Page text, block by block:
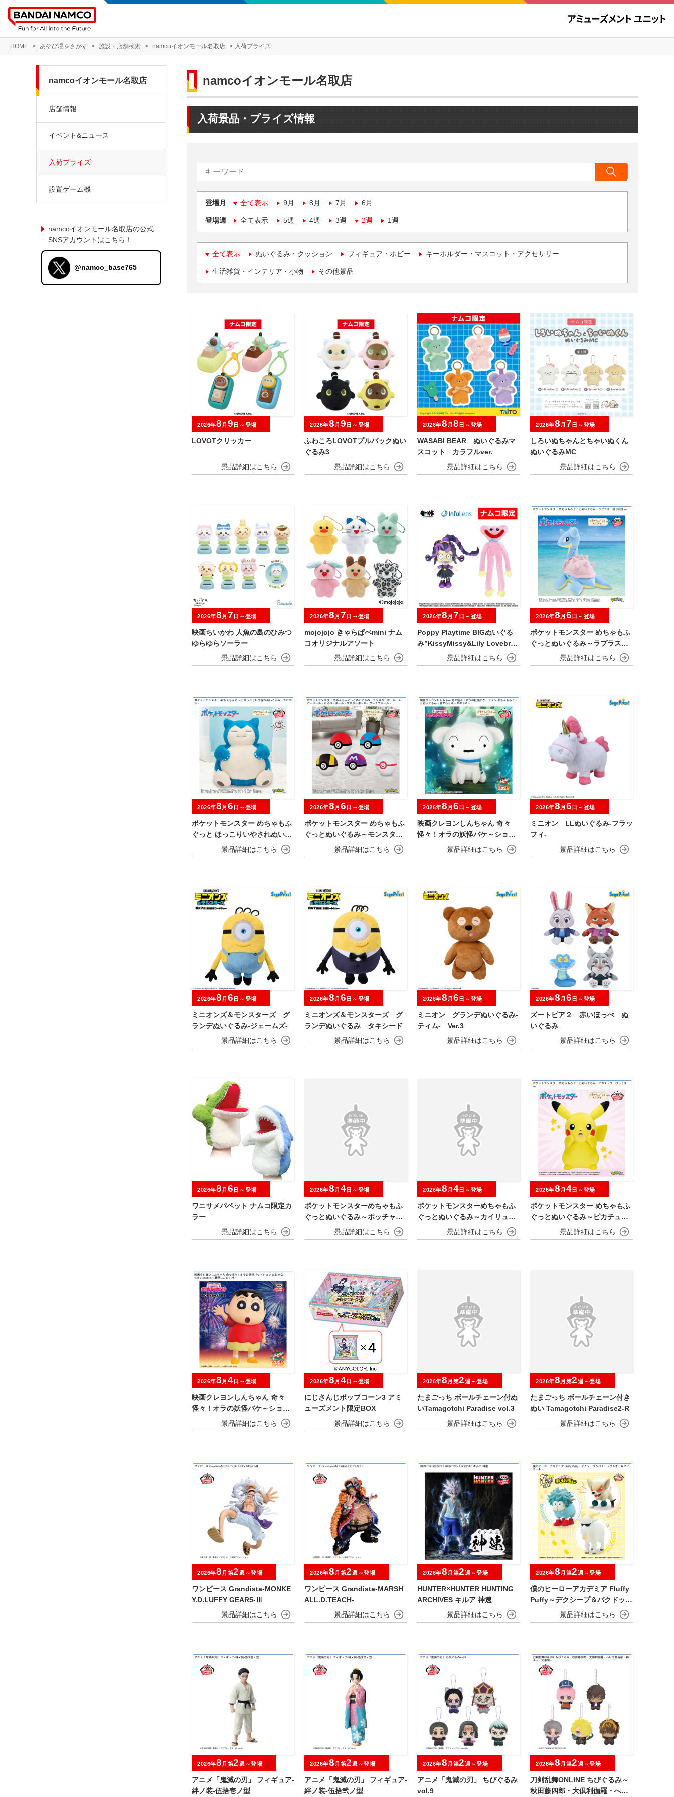
HOME あそび場をさがす 施設・店舗検索 namcoイオンモール名取店 入荷プライズ
namcoイオンモール名取店
入荷景品・プライズ情報
登場月 全て表示 9月 8月 7月 6月
登場週 全て表示 5週 4週 3週 2週 1週
全て表示 ぬいぐるみ・クッション フィギュア・ホビー キーホルダー・マスコット・アクセサリー
生活雑貨・インテリア・小物 その他景品
LOVOTクリッカー
2026年8 月 9 日～登場
ふわころLOVOTプルバックぬい
ぐるみ3
2026年8 月 9 日～登場
WASABI BEAR ぬいぐるみマ
スコット カラフルver.
2026年8 月 8 日～登場
しろいぬちゃんとちゃいぬくん
ぬいぐるみMC
2026年8 月 7 日～登場
映画ちいかわ 人魚の島のひみつ
ゆらゆらソーラー
2026年8 月 7 日～登場
mojojojo きゃらぱぺmini ナム
コオリジナルアソート
2026年8 月 7 日～登場
Poppy Playtime BIGぬいぐる
み”KissyMissy&Lily Lovebrai
2026年8 月 7 日～登場
ポケットモンスター めちゃもふ
ぐっとぬいぐるみ～ラプラス～
振り向きver.
2026年8 月 6 日～登場
ポケットモンスター めちゃもふ
ぐっと ほっこりいやされぬいぐ
るみ～カビゴン～
2026年8 月 6 日～登場
ポケットモンスター めちゃもふ
ぐっとぬいぐるみ～モンスター
ボール・スーパーボール・ハイ
パーボール・マスターボール・
2026年8 月 6 日～登場
映画クレヨンしんちゃん 奇々
怪々！オラの妖怪バケ～ション
めちゃもふぐっとぬいぐるみ～
おすわりポーズのシロ～
2026年8 月 6 日～登場
ミニオン LLぬいぐるみ‐フラッ
フィ‐
2026年8 月 6 日～登場
ミニオンズ＆モンスターズ グ
ランデぬいぐるみ‐ジェームズ‐
2026年8 月 6 日～登場
ミニオンズ＆モンスターズ グ
ランデぬいぐるみ タキシード
2026年8 月 6 日～登場
ミニオン グランデぬいぐるみ‐
ティム‐ Ver.3
2026年8 月 6 日～登場
ズートピア２ 赤いほっぺ ぬ
いぐるみ
2026年8 月 6 日～登場
ワニサメパペット ナムコ限定カ
ラー
2026年8 月 6 日～登場
ポケットモンスターめちゃもふ
ぐっとぬいぐるみ～ポッチャマ
2026年8 月 4 日～登場
ポケットモンスターめちゃもふ
ぐっとぬいぐるみ～カイリュー
2026年8 月 4 日～登場
ポケットモンスター めちゃもふ
ぐっとぬいぐるみ～ピカチュウ
～びっくりver.
2026年8 月 4 日～登場
映画クレヨンしんちゃん 奇々
怪々！オラの妖怪バケ～ション
おおきなSOFVIMATES～野原し
んのすけ～
2026年8 月 4日～登場
にじさんじポップコーン3 アミ
ューズメント限定BOX
2026年8 月 4日～登場
たまごっち ボールチェーン付ぬ
いTamagotchi Paradise vol.3
2026年8 月第2週～登場
たまごっち ボールチェーン付き
ぬい Tamagotchi Paradise2-R
2026年8 月第2週～登場
ワンピース Grandista-MONKE
Y.D.LUFFY GEAR5-Ⅲ
2026年8 月第2週～登場
ワンピース Grandista-MARSH
ALL.D.TEACH-
2026年8 月第2週～登場
HUNTER×HUNTER HUNTING
ARCHIVES キルア 神速
2026年8 月第2週～登場
僕のヒーローアカデミア Fluffy
Puffy～デクシープ＆バクドッグ
＆オールマイゴート～
2026年8 月第2週～登場
アニメ「鬼滅の刃」 フィギュア-
絆ノ装-伍拾壱ノ型
2026年8 月第2週～登場
アニメ「鬼滅の刃」 フィギュア-
絆ノ装-伍拾弐ノ型
2026年8 月第2週～登場
アニメ「鬼滅の刃」 ちびぐるみ
vol.9
2026年8 月第2週～登場
刀剣乱舞ONLINE ちびぐるみ～
秋田藤四郎・大倶利伽羅・へし
2026年8 月第2週～登場
namcoイオンモール名取店
店舗情報
イベント&ニュース
入荷プライズ
設置ゲーム機
namcoイオンモール名取店の公式
SNSアカウントはこちら！
@namco_base765